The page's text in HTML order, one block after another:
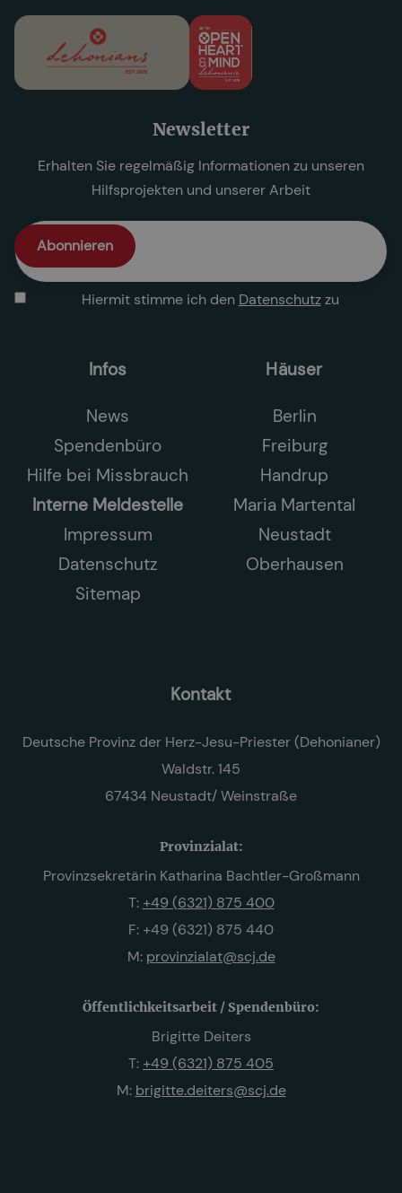
Newsletter
Erhalten Sie regelmäßig Informationen zu unseren
Hilfsprojekten und unserer Arbeit
Hiermit stimme ich den Datenschutzzu
Infos
News
Spendenbüro
Hilfe bei Missbrauch
Interne Meldestelle
Impressum
Datenschutz
Sitemap
Häuser
Berlin
Freiburg
Handrup
Maria Martental
Neustadt
Oberhausen
Kontakt
Deutsche Provinz der Herz-Jesu-Priester (Dehonianer)
Waldstr. 145
67434 Neustadt/ Weinstraße
Provinzialat:
Provinzsekretärin Katharina Bachtler-Großmann
T: +49 (6321) 875 400
F: +49 (6321) 875 440
M: provinzialat@scj.de
Öffentlichkeitsarbeit / Spendenbüro:
Brigitte Deiters
T: +49 (6321) 875 405
M: brigitte.deiters@scj.de